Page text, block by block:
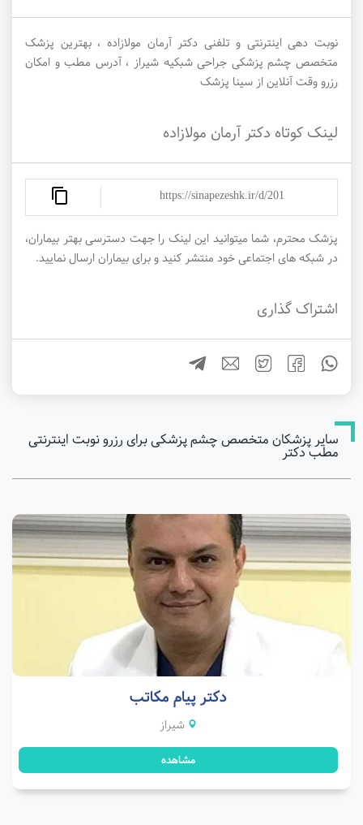
نوبت دهی اینترنتی و تلفنی دکتر آرمان مولازاده ، بهترین پزشک
متخصص چشم پزشکی جراحی شبکیه شیراز ، آدرس مطب و امکان
رزرو وقت آنلاین از سینا پزشک
لینک کوتاه دکتر آرمان مولازاده
https://sinapezeshk.ir/d/201
پزشک محترم، شما میتوانید این لینک را جهت دسترسی بهتر بیماران،
در شبکه های اجتماعی خود منتشر کنید و برای بیماران ارسال نمایید.
اشتراک گذاری
سایر پزشکان متخصص چشم پزشکی برای رزرو نوبت اینترنتی
مطب دکتر
دکتر پیام مکاتب
شیراز
مشاهده